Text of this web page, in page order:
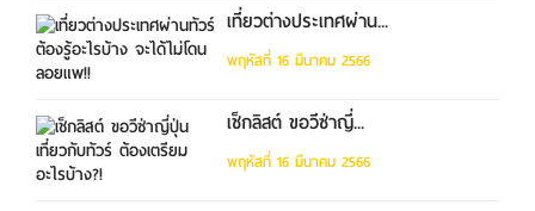
เที่ยวต่างประเทศผ่าน...
พฤหัสที่ 16 มีนาคม 2566
เช็กลิสต์ ขอวีซ่าญี่...
พฤหัสที่ 16 มีนาคม 2566